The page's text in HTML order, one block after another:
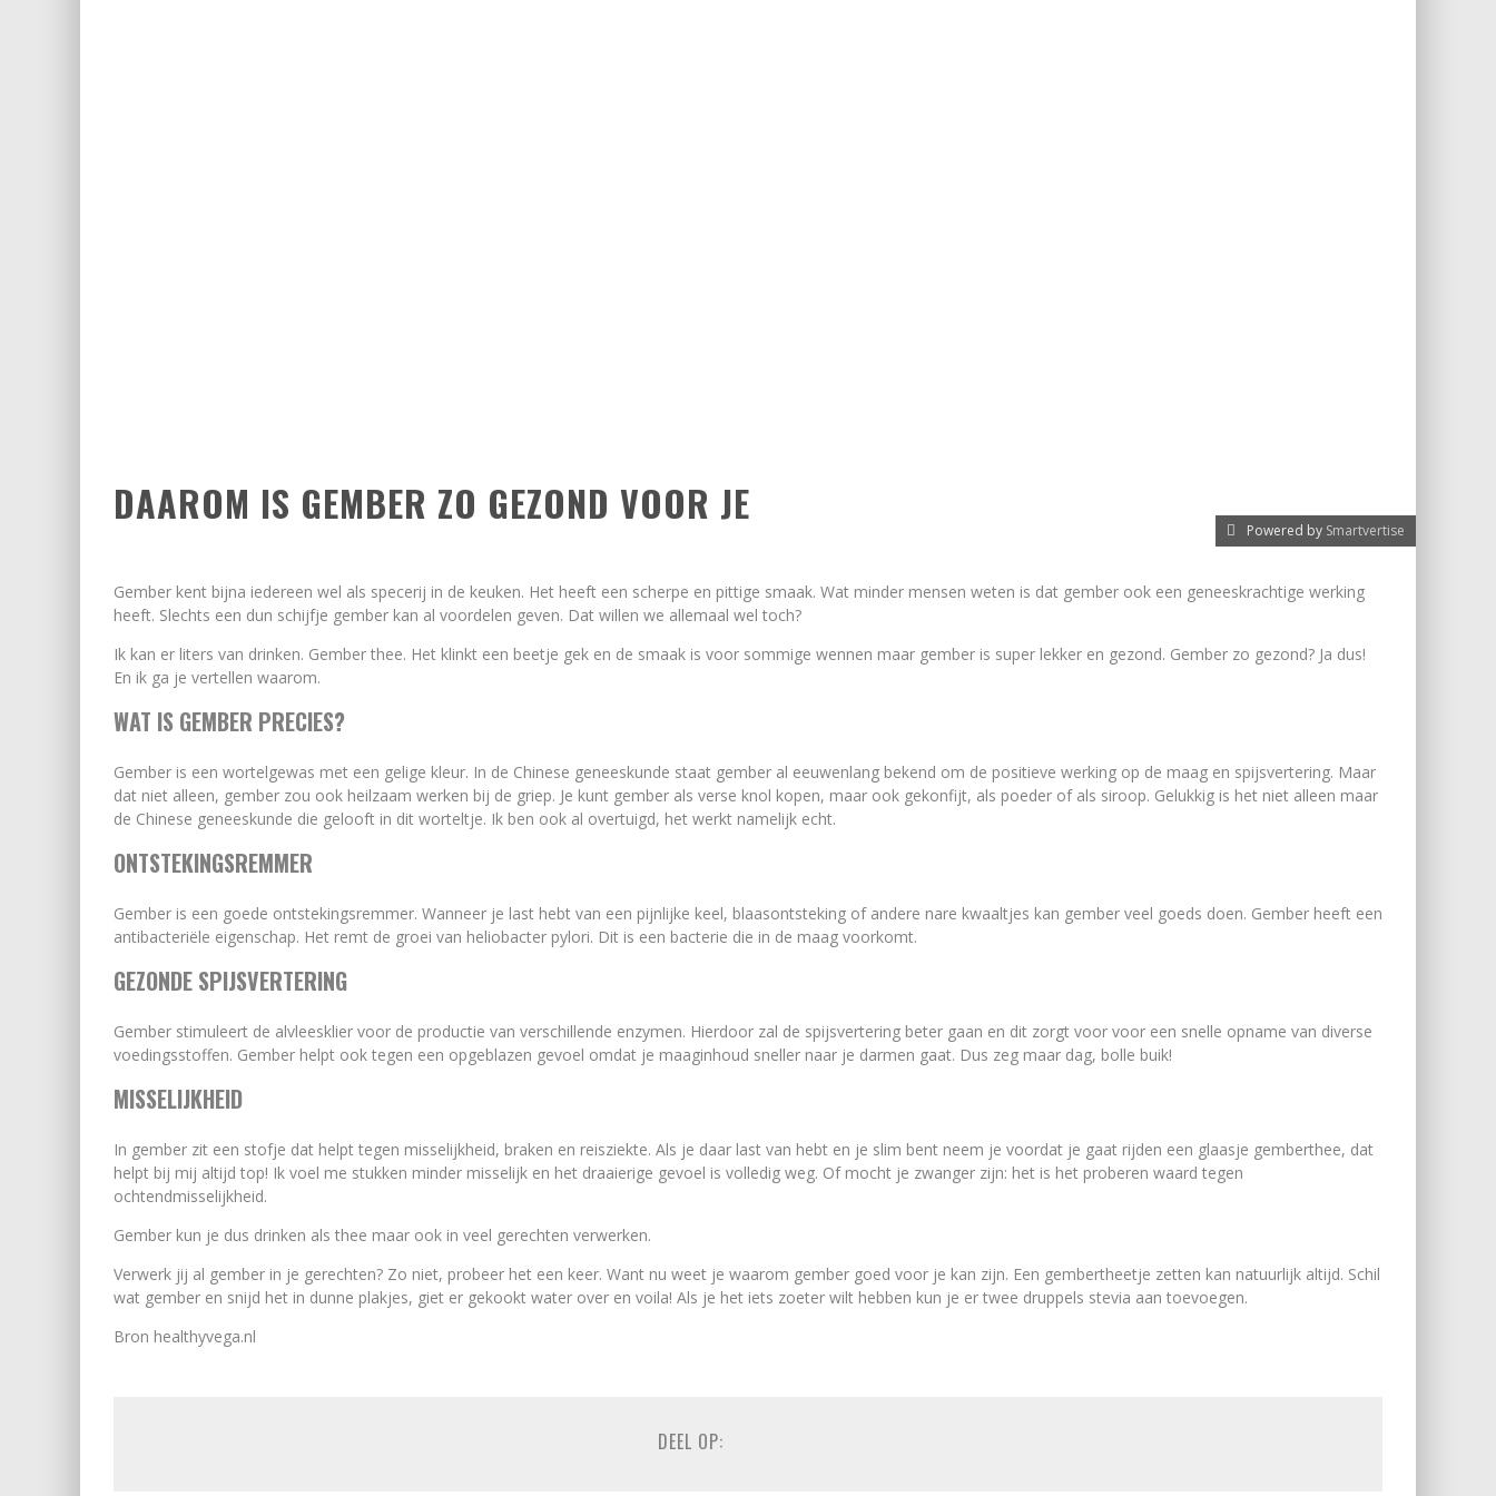
Powered by Smartvertise
DAAROM IS GEMBER ZO GEZOND VOOR JE
Gember kent bijna iedereen wel als specerij in de keuken. Het heeft een scherpe en pittige smaak. Wat minder mensen weten is dat gember ook een geneeskrachtige werking
heeft. Slechts een dun schijfje gember kan al voordelen geven. Dat willen we allemaal wel toch?
Ik kan er liters van drinken. Gember thee. Het klinkt een beetje gek en de smaak is voor sommige wennen maar gember is super lekker en gezond. Gember zo gezond? Ja dus!
En ik ga je vertellen waarom.
WAT IS GEMBER PRECIES?
Gember is een wortelgewas met een gelige kleur. In de Chinese geneeskunde staat gember al eeuwenlang bekend om de positieve werking op de maag en spijsvertering. Maar
dat niet alleen, gember zou ook heilzaam werken bij de griep. Je kunt gember als verse knol kopen, maar ook gekonfijt, als poeder of als siroop. Gelukkig is het niet alleen maar
de Chinese geneeskunde die gelooft in dit worteltje. Ik ben ook al overtuigd, het werkt namelijk echt.
ONTSTEKINGSREMMER
Gember is een goede ontstekingsremmer. Wanneer je last hebt van een pijnlijke keel, blaasontsteking of andere nare kwaaltjes kan gember veel goeds doen. Gember heeft een
antibacteriële eigenschap. Het remt de groei van heliobacter pylori. Dit is een bacterie die in de maag voorkomt.
GEZONDE SPIJSVERTERING
Gember stimuleert de alvleesklier voor de productie van verschillende enzymen. Hierdoor zal de spijsvertering beter gaan en dit zorgt voor voor een snelle opname van diverse
voedingsstoffen. Gember helpt ook tegen een opgeblazen gevoel omdat je maaginhoud sneller naar je darmen gaat. Dus zeg maar dag, bolle buik!
MISSELIJKHEID
In gember zit een stofje dat helpt tegen misselijkheid, braken en reisziekte. Als je daar last van hebt en je slim bent neem je voordat je gaat rijden een glaasje gemberthee, dat
helpt bij mij altijd top! Ik voel me stukken minder misselijk en het draaierige gevoel is volledig weg. Of mocht je zwanger zijn: het is het proberen waard tegen
ochtendmisselijkheid.
Gember kun je dus drinken als thee maar ook in veel gerechten verwerken.
Verwerk jij al gember in je gerechten? Zo niet, probeer het een keer. Want nu weet je waarom gember goed voor je kan zijn. Een gembertheetje zetten kan natuurlijk altijd. Schil
wat gember en snijd het in dunne plakjes, giet er gekookt water over en voila! Als je het iets zoeter wilt hebben kun je er twee druppels stevia aan toevoegen.
Bron healthyvega.nl
DEEL OP: